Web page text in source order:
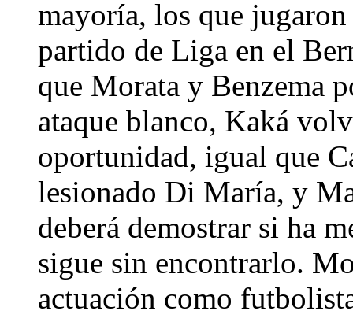
mayoría, los que
partido de Liga en el
que Morata y Benzema
ataque blanco, Kaká
oportunidad, igual que
lesionado Di María, y
deberá demostrar si ha
sigue sin encontrarlo.
actuación como